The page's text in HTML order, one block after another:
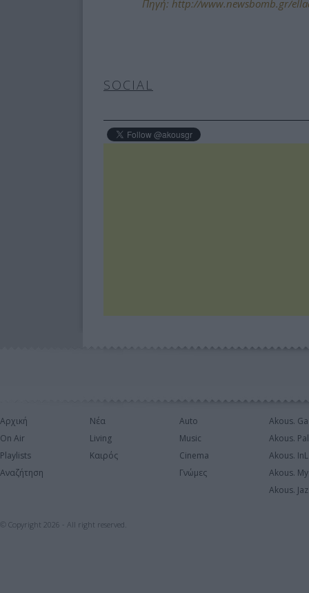
Πηγή: http://www.newsbomb.gr/
SOCIAL
Αρχική
On Air
Playlists
Αναζήτηση
Νέα
Living
Καιρός
Auto
Music
Cinema
Γνώμες
Akous.
Akous.
Akous.
Akous.
Akous.
© Copyright 2026 - All right reserved.